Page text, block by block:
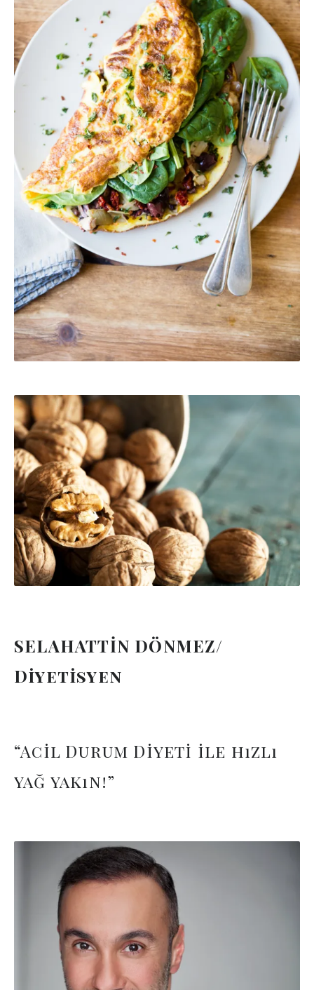
SELAHATTİN DÖNMEZ/
Diyetisyen
“Acil Durum Diyeti ile hızlı
yağ yakın!”